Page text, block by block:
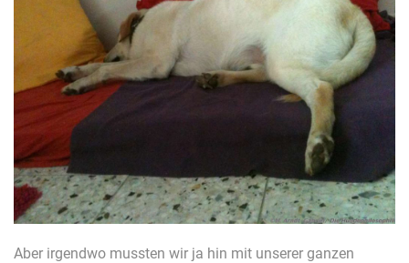
Aber irgendwo mussten wir ja hin mit unserer ganzen